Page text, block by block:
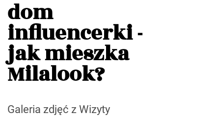
dom
influencerki -
jak mieszka
Milalook?
Galeria zdjęć z Wizyty